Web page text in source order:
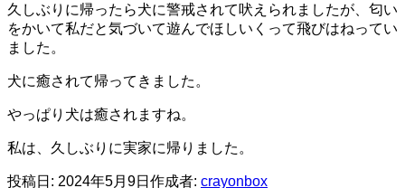
久しぶりに帰ったら犬に警戒されて吠えられましたが、匂い
をかいて私だと気づいて遊んでほしいくって飛びはねってい
ました。
犬に癒されて帰ってきました。
やっぱり犬は癒されますね。
私は、久しぶりに実家に帰りました。
投稿日: 2024年5月9日 作成者: crayonbox